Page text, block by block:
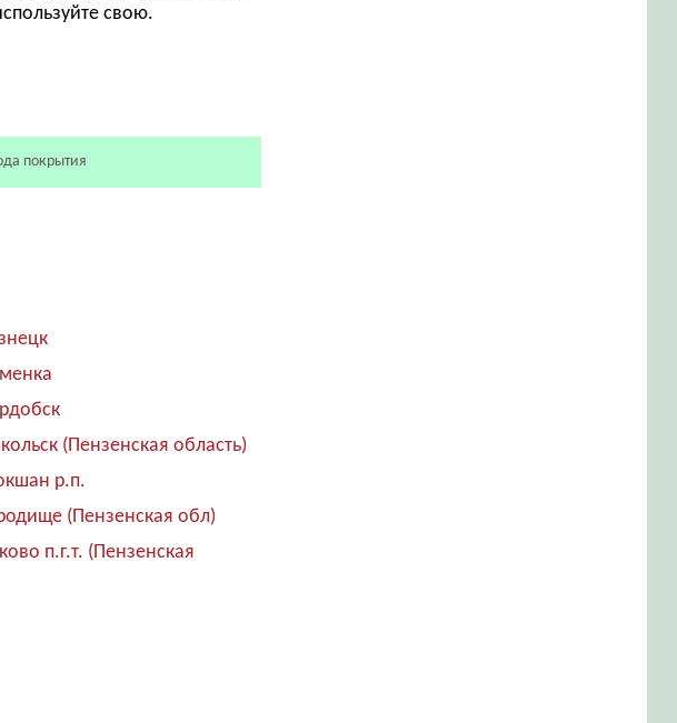
свою.
покрытия
(Пензенская область)
р.п.
(Пензенская обл)
п.г.т. (Пензенская